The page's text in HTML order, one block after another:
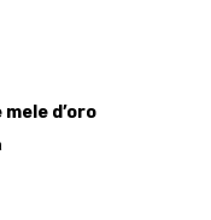
d’oro